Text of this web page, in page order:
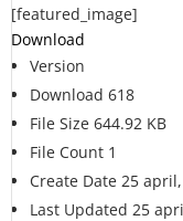
[featured_image]
Download
Version
Download618
File Size644.92 KB
File Count 1
Create Date25
Last Updated25